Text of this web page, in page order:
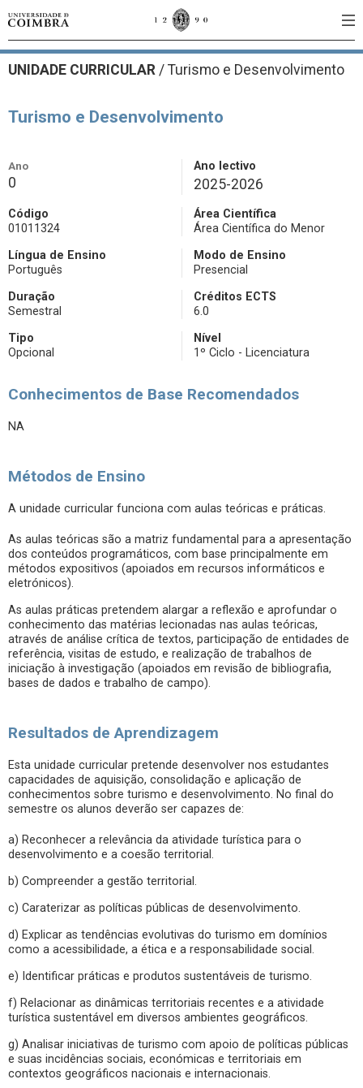
UNIDADE CURRICULAR / Turismo e Desenvolvimento
Turismo e Desenvolvimento
Ano
0
Ano lectivo
2025-2026
Código
01011324
Área Científica
Área Científica do Menor
Língua de Ensino
Português
Modo de Ensino
Presencial
Duração
Semestral
Créditos ECTS
6.0
Tipo
Opcional
Nível
1º Ciclo - Licenciatura
Conhecimentos de Base Recomendados
NA
Métodos de Ensino
A unidade curricular funciona com aulas teóricas e práticas.
As aulas teóricas são a matriz fundamental para a apresentação
dos conteúdos programáticos, com base principalmente em
métodos expositivos (apoiados em recursos informáticos e
eletrónicos).
As aulas práticas pretendem alargar a reflexão e aprofundar o
conhecimento das matérias lecionadas nas aulas teóricas,
através de análise crítica de textos, participação de entidades de
referência, visitas de estudo, e realização de trabalhos de
iniciação à investigação (apoiados em revisão de bibliografia,
bases de dados e trabalho de campo).
Resultados de Aprendizagem
Esta unidade curricular pretende desenvolver nos estudantes
capacidades de aquisição, consolidação e aplicação de
conhecimentos sobre turismo e desenvolvimento. No final do
semestre os alunos deverão ser capazes de:
a) Reconhecer a relevância da atividade turística para o
desenvolvimento e a coesão territorial.
b) Compreender a gestão territorial.
c) Caraterizar as políticas públicas de desenvolvimento.
d) Explicar as tendências evolutivas do turismo em domínios
como a acessibilidade, a ética e a responsabilidade social.
e) Identificar práticas e produtos sustentáveis de turismo.
f) Relacionar as dinâmicas territoriais recentes e a atividade
turística sustentável em diversos ambientes geográficos.
g) Analisar iniciativas de turismo com apoio de políticas públicas
e suas incidências sociais, económicas e territoriais em
contextos geográficos nacionais e internacionais.